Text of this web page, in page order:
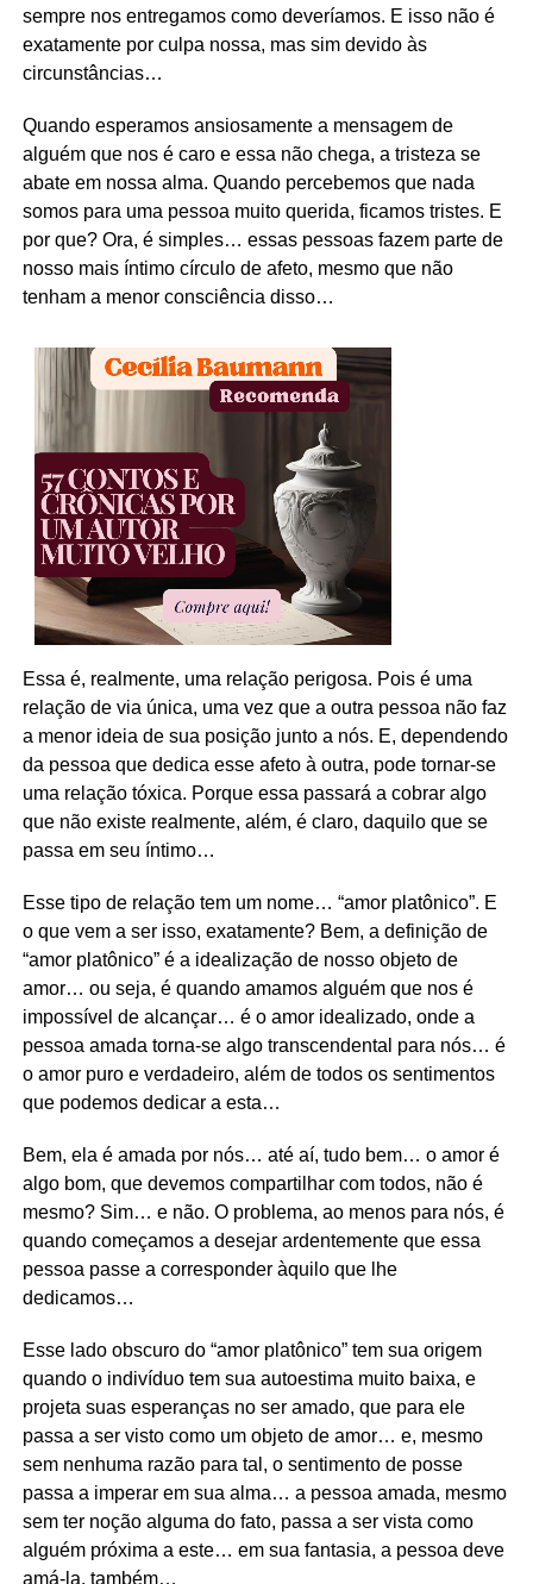
sempre nos entregamos como deveríamos. E isso não é
exatamente por culpa nossa, mas sim devido às
circunstâncias…
Quando esperamos ansiosamente a mensagem de
alguém que nos é caro e essa não chega, a tristeza se
abate em nossa alma. Quando percebemos que nada
somos para uma pessoa muito querida, ficamos tristes. E
por que? Ora, é simples… essas pessoas fazem parte de
nosso mais íntimo círculo de afeto, mesmo que não
tenham a menor consciência disso…
Essa é, realmente, uma relação perigosa. Pois é uma
relação de via única, uma vez que a outra pessoa não faz
a menor ideia de sua posição junto a nós. E, dependendo
da pessoa que dedica esse afeto à outra, pode tornar-se
uma relação tóxica. Porque essa passará a cobrar algo
que não existe realmente, além, é claro, daquilo que se
passa em seu íntimo…
Esse tipo de relação tem um nome… “amor platônico”. E
o que vem a ser isso, exatamente? Bem, a definição de
“amor platônico” é a idealização de nosso objeto de
amor… ou seja, é quando amamos alguém que nos é
impossível de alcançar… é o amor idealizado, onde a
pessoa amada torna-se algo transcendental para nós… é
o amor puro e verdadeiro, além de todos os sentimentos
que podemos dedicar a esta…
Bem, ela é amada por nós… até aí, tudo bem… o amor é
algo bom, que devemos compartilhar com todos, não é
mesmo? Sim… e não. O problema, ao menos para nós, é
quando começamos a desejar ardentemente que essa
pessoa passe a corresponder àquilo que lhe
dedicamos…
Esse lado obscuro do “amor platônico” tem sua origem
quando o indivíduo tem sua autoestima muito baixa, e
projeta suas esperanças no ser amado, que para ele
passa a ser visto como um objeto de amor… e, mesmo
sem nenhuma razão para tal, o sentimento de posse
passa a imperar em sua alma… a pessoa amada, mesmo
sem ter noção alguma do fato, passa a ser vista como
alguém próxima a este… em sua fantasia, a pessoa deve
amá-la, também…